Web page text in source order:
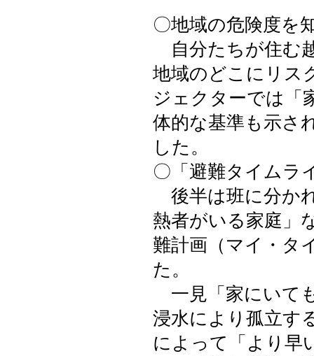
〇地域の危険度を
自分たちが住む
地域のどこにリス
ジェクターでは「
体的な基準も示さ
した。
〇「避難タイムラ
後半は班に分か
熱者がいる家庭」
難計画（マイ・タ
た。
一見「家にいて
浸水により孤立す
によって「より早